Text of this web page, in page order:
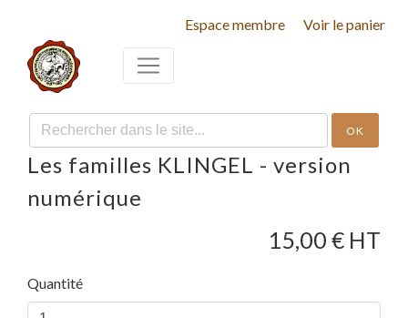
Espace membre Voir le panier
OK
Les familles KLINGEL - version
numérique
15,00 € HT
Quantité